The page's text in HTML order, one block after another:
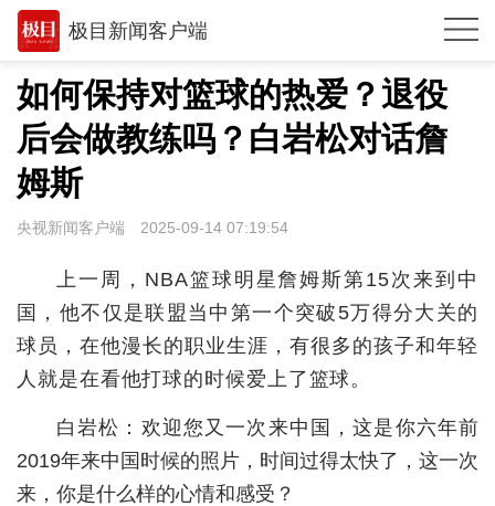
极目新闻客户端
推荐
观点
时政
湖北
世相
环球
极客圈
经济
如何保持对篮球的热爱？退役
后会做教练吗？白岩松对话詹
姆斯
央视新闻客户端 2025-09-14 07:19:54
上一周，NBA篮球明星詹姆斯第15次来到中
国，他不仅是联盟当中第一个突破5万得分大关的
球员，在他漫长的职业生涯，有很多的孩子和年轻
人就是在看他打球的时候爱上了篮球。
白岩松：欢迎您又一次来中国，这是你六年前
2019年来中国时候的照片，时间过得太快了，这一次
来，你是什么样的心情和感受？